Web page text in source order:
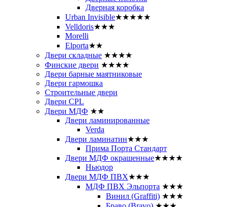
Дверная коробка
Urban Invisible★★★★★
Velldoris★★★
Morelli
Elporta★★
Двери складные ★★★★
Финские двери ★★★★
Двери барные маятниковые
Двери гармошка
Строительные двери
Двери CРL
Двери МДФ ★★
Двери ламинированные
Verda
Двери ламинатин★★★
Прима Порта Стандарт
Двери МДФ окрашенные★★★★
Ньюдор
Двери МДФ ПВХ★★★
МДФ ПВХ Эльпорта ★★★
Винил (Graffiti) ★★★